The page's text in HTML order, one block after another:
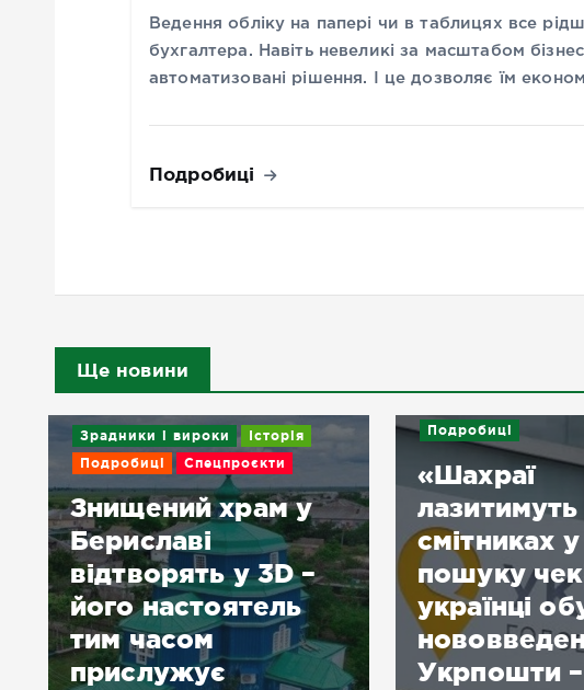
Ведення обліку на папері чи в таблицях все
бухгалтера. Навіть невеликі за масштабом
автоматизовані рішення. І це дозволяє їм
Подробиці
Ще новини
Подробиці
«Шахраї
лазитимуть по
смітниках у
пошуку чеків»:
українці обурені
нововведенням
Укрпошти – у чому
У Херсоні
мережу
видачі
після